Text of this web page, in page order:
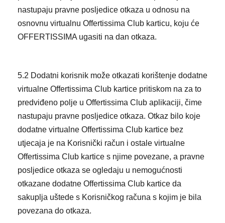
nastupaju pravne posljedice otkaza u odnosu na
osnovnu virtualnu Offertissima Club karticu, koju će
OFFERTISSIMA ugasiti na dan otkaza.
5.2 Dodatni korisnik može otkazati korištenje dodatne
virtualne Offertissima Club kartice pritiskom na za to
predviđeno polje u Offertissima Club aplikaciji, čime
nastupaju pravne posljedice otkaza. Otkaz bilo koje
dodatne virtualne Offertissima Club kartice bez
utjecaja je na Korisnički račun i ostale virtualne
Offertissima Club kartice s njime povezane, a pravne
posljedice otkaza se ogledaju u nemogućnosti
otkazane dodatne Offertissima Club kartice da
sakuplja uštede s Korisničkog računa s kojim je bila
povezana do otkaza.